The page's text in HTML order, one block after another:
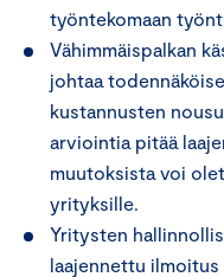
työntekomaan
Vähimmäispalkan
johtaa
kustannusten
arviointia pitää
muutoksista voi
yrityksille.
Yritysten
laajennettu